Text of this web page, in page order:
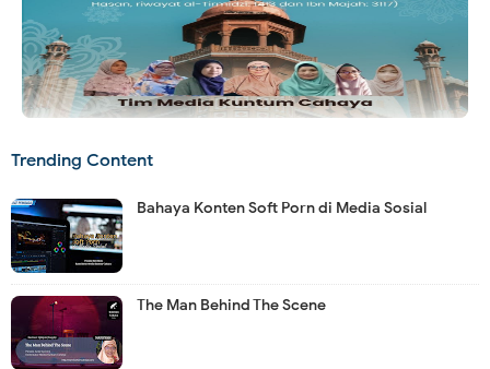
Trending Content
Bahaya Konten Soft Porn di Media Sosial
The Man Behind The Scene